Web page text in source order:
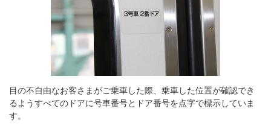
目の不自由なお客さまがご乗車した際、乗車した位置が確認でき
るようすべてのドアに号車番号とドア番号を点字で標示していま
す。